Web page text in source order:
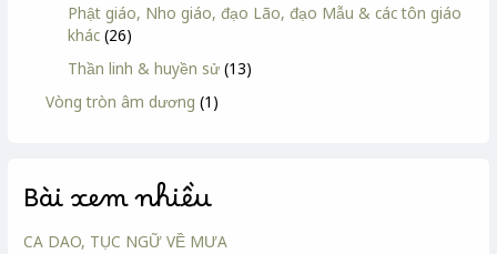
Phật giáo, Nho giáo, đạo Lão, đạo Mẫu & các tôn giáo
khác (26)
Thần linh & huyền sử (13)
Vòng tròn âm dương (1)
Bài xem nhiều
CA DAO, TỤC NGỮ VỀ MƯA